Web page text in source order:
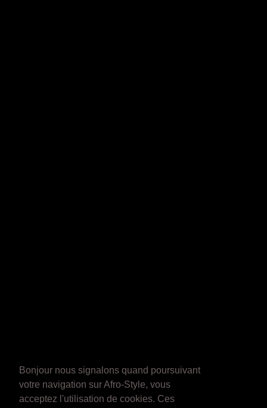
Bonjour nous signalons quand poursuivant
votre navigation sur Afro-Style, vous
acceptez l'utilisation de cookies. Ces